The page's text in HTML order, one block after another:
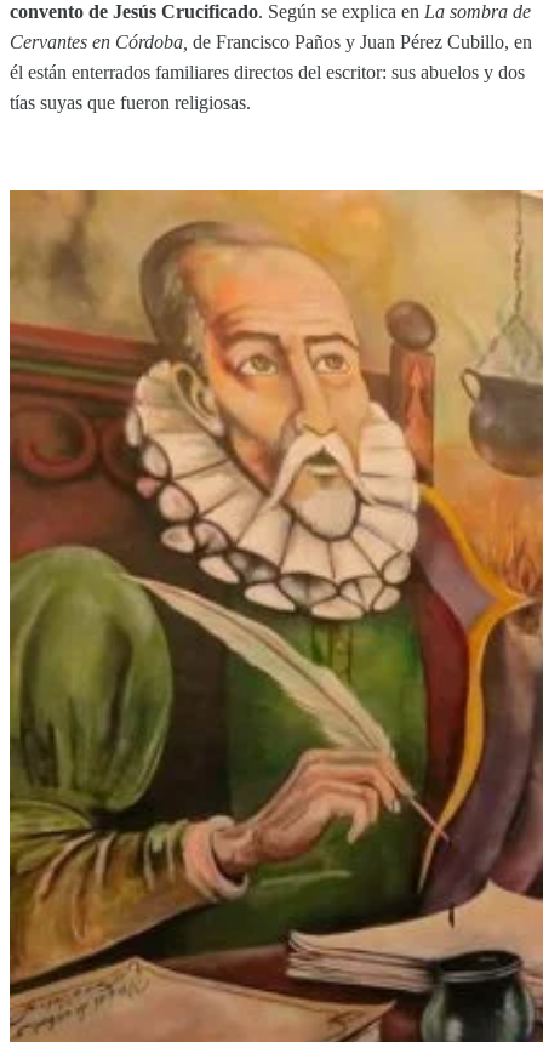
convento de Jesús Crucificado. Según se explica en La sombra de
Cervantes en Córdoba, de Francisco Paños y Juan Pérez Cubillo, en
él están enterrados familiares directos del escritor: sus abuelos y dos
tías suyas que fueron religiosas.